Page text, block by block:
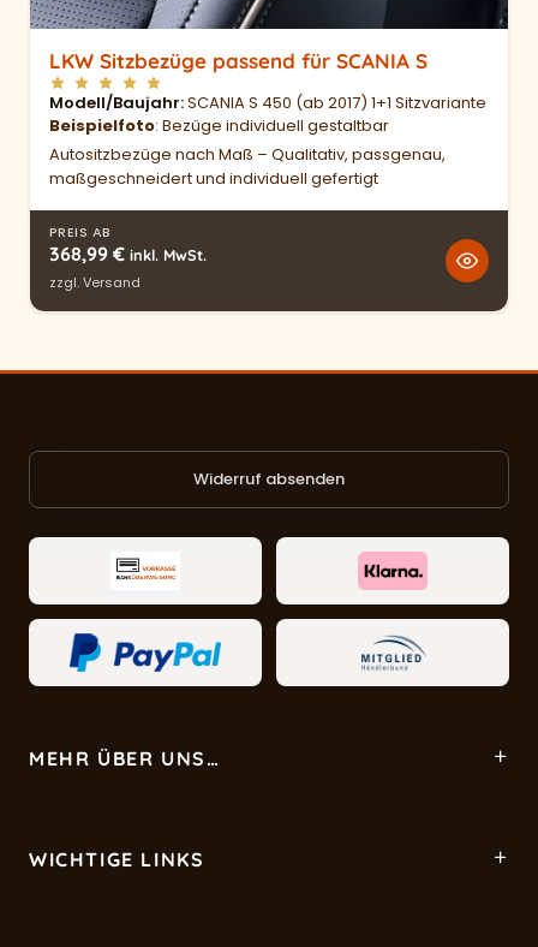
LKW Sitzbezüge passend für SCANIA S
Modell/Baujahr SCANIA S 450 (ab 2017) 1+1 Sitzvariante
Beispielfoto: Bezüge individuell gestaltbar
Autositzbezüge nach Maß – Qualitativ, passgenau,
maßgeschneidert und individuell gefertigt
PREIS AB
368,99 € inkl. MwSt.
zzgl.Versand
Widerruf absenden
MEHR ÜBER UNS…
WICHTIGE LINKS